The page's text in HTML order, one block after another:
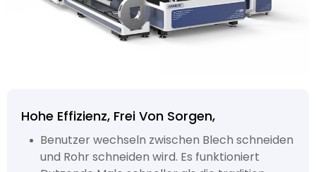
Hohe Effizienz, Frei Von Sorgen,
Benutzer wechseln zwischen Blech schneiden
und Rohr schneiden wird. Es funktioniert